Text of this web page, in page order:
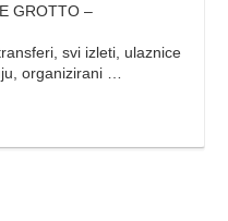
GROTTO –
svi izleti, ulaznice
organizirani …